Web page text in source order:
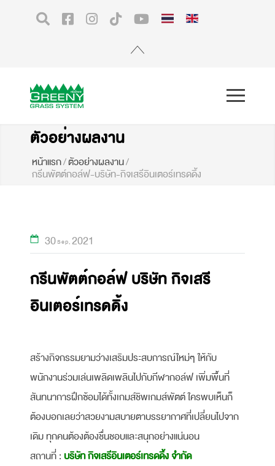
ตัวอย่างผลงาน
หน้าแรก/ตัวอย่างผลงาน/
กรีนพัตต์กอล์ฟ-บริษัท-กิจเสรีอินเตอร์เทรดดิ้ง
30Sep 2021
กรีนพัตต์กอล์ฟ บริษัท กิจเสรี
อินเตอร์เทรดดิ้ง
สร้างกิจกรรมยามว่างเสริมประสบการณ์ใหม่ๆ ให้กับ
พนักงานร่วมเล่นเพลิดเพลินไปกับกีฬากอล์ฟ เพิ่มพื้นที่
สันทนาการฝึกซ้อมได้ทั้งเกมส์ชิพเกมส์พัตต์ ใครพบเห็นก็
ต้องบอกเลยว่าสวยงามสบายตาบรรยากาศที่เปลี่ยนไปจาก
เดิม ทุกคนต้องต้องชื่นชอบและสนุกอย่างแน่นอน
สถานที่ : บริษัท กิจเสรีอินเตอร์เทรดดิ้ง จำกัด